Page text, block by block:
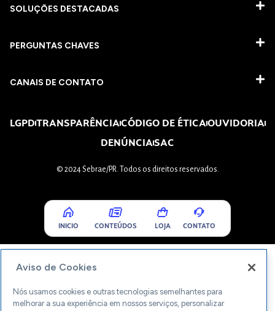
SOLUÇÕES DESTACADAS
PERGUNTAS CHAVES​
CANAIS DE CONTATO
LGPDTRANSPARÊNCIACÓDIGO DE ÉTICAOUVIDORIA
DENÚNCIASAC
© 2024 Sebrae/PR. Todos os direitos reservados.
INICIO CONTEÚDOS LOJA CONTATO
Aviso de Cookies
Nós usamos cookies e outras tecnologias semelhantes para
melhorar a sua experiência em nossos serviços, personalizar